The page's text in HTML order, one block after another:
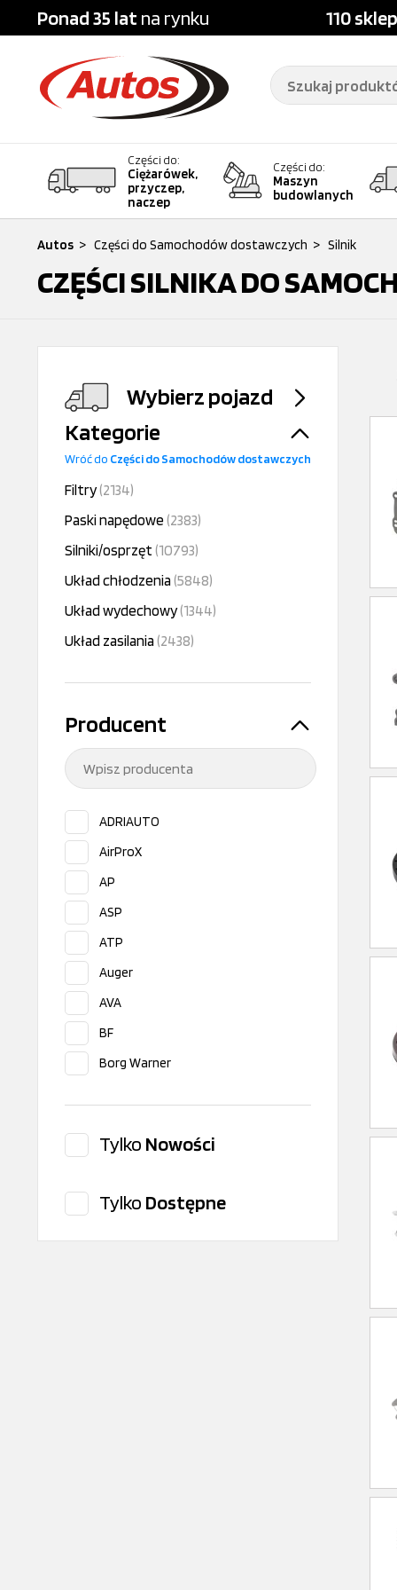
Ponad 35 lat na rynku 110
Części do:
Ciężarówek,
przyczep,
naczep
Części do:
Maszyn
budowlanych
Autos > Części do Samochodów dostawczych > Silnik
CZĘŚCI SILNIKA DO
Wybierz pojazd
Kategorie
Wróć do Części do Samochodów dostawczych
Filtry(2134)
Paski napędowe (2383)
Silniki/osprzęt (10793)
Układ chłodzenia(5848)
Układ wydechowy(1344)
Układ zasilania(2438)
Producent
ADRIAUTO
AirProX
AP
ASP
ATP
Auger
AVA
BF
Borg Warner
CEAM
CITROEN/PEUGEOT
CLEAN FILTER
Tylko Nowości
Tylko Dostępne